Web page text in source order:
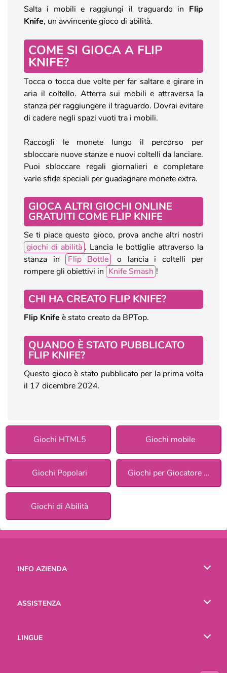
Salta i mobili e raggiungi il traguardo in Flip
Knife, un avvincente gioco di abilità.
COME SI GIOCA A FLIP
KNIFE?
Tocca o tocca due volte per far saltare e girare in
aria il coltello. Atterra sui mobili e attraversa la
stanza per raggiungere il traguardo. Dovrai evitare
di cadere negli spazi vuoti tra i mobili.
Raccogli le monete lungo il percorso per
sbloccare nuove stanze e nuovi coltelli da lanciare.
Puoi sbloccare regali giornalieri e completare
varie sfide speciali per guadagnare monete extra.
GIOCA ALTRI GIOCHI ONLINE
GRATUITI COME FLIP KNIFE
Se ti piace questo gioco, prova anche altri nostri
giochi di abilità . Lancia le bottiglie attraverso la
stanza in
Flip Bottle
o lancia i coltelli per
rompere gli obiettivi in Knife Smash !
CHI HA CREATO FLIP KNIFE?
Flip Knife è stato creato da BPTop.
QUANDO È STATO PUBBLICATO
FLIP KNIFE?
Questo gioco è stato pubblicato per la prima volta
il 17 dicembre 2024.
Giochi HTML5 Giochi mobile
Giochi Popolari Giochi per Giocatore Singolo
Giochi di Abilità
INFO AZIENDA
ASSISTENZA
LINGUE